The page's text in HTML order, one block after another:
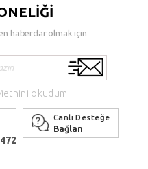
haberdar olmak için
okudum
Canlı Desteğe
Bağlan